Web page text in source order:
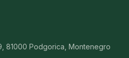
81000 Podgorica, Montenegro